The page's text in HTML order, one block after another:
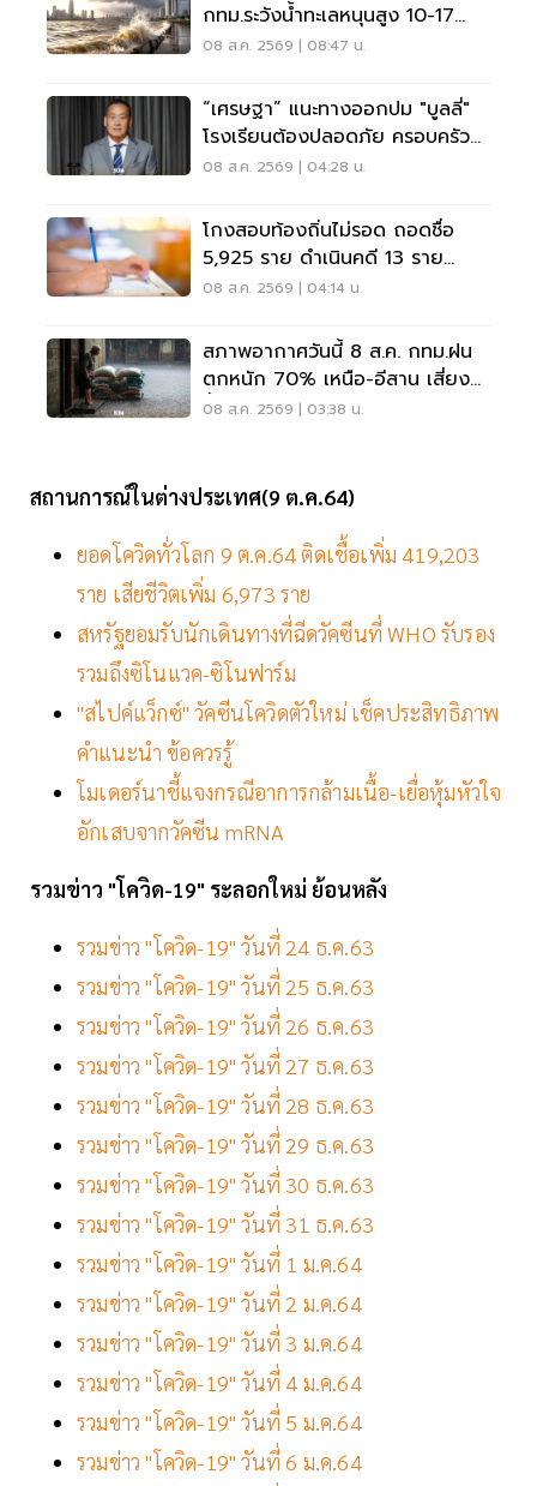
กทม.ระวังน้ำทะเลหนุนสูง 10-17
ส.ค.69
08 ส.ค. 2569 | 08:47 น.
“เศรษฐา” แนะทางออกปม "บูลลี่"
โรงเรียนต้องปลอดภัย ครอบครัว
ต้องรับฟัง
08 ส.ค. 2569 | 04:28 น.
โกงสอบท้องถิ่นไม่รอด ถอดชื่อ
5,925 ราย ดำเนินคดี 13 ราย
ปปง.ไล่เส้นการเงิน
08 ส.ค. 2569 | 04:14 น.
สภาพอากาศวันนี้ 8 ส.ค. กทม.ฝน
ตกหนัก 70% เหนือ-อีสาน เสี่ยง
น้ำท่วมฉับพลัน
08 ส.ค. 2569 | 03:38 น.
สถานการณ์ในต่างประเทศ(9 ต.ค.64)
ยอดโควิดทั่วโลก 9 ต.ค.64 ติดเชื้อเพิ่ม 419,203
ราย เสียชีวิตเพิ่ม 6,973 ราย
สหรัฐยอมรับนักเดินทางที่ฉีดวัคซีนที่ WHO รับรอง
รวมถึงซิโนแวค-ซิโนฟาร์ม
"สไปค์แว็กซ์" วัคซีนโควิดตัวใหม่ เช็คประสิทธิภาพ
คำแนะนำ ข้อควรรู้
โมเดอร์นาชี้แจงกรณีอาการกล้ามเนื้อ-เยื่อหุ้มหัวใจ
อักเสบจากวัคซีน mRNA
รวมข่าว "โควิด-19" ระลอกใหม่ ย้อนหลัง
รวมข่าว "โควิด-19" วันที่ 24 ธ.ค.63
รวมข่าว "โควิด-19" วันที่ 25 ธ.ค.63
รวมข่าว "โควิด-19" วันที่ 26 ธ.ค.63
รวมข่าว "โควิด-19" วันที่ 27 ธ.ค.63
รวมข่าว "โควิด-19" วันที่ 28 ธ.ค.63
รวมข่าว "โควิด-19" วันที่ 29 ธ.ค.63
รวมข่าว "โควิด-19" วันที่ 30 ธ.ค.63
รวมข่าว "โควิด-19" วันที่ 31 ธ.ค.63
รวมข่าว "โควิด-19" วันที่ 1 ม.ค.64
รวมข่าว "โควิด-19" วันที่ 2 ม.ค.64
รวมข่าว "โควิด-19" วันที่ 3 ม.ค.64
รวมข่าว "โควิด-19" วันที่ 4 ม.ค.64
รวมข่าว "โควิด-19" วันที่ 5 ม.ค.64
รวมข่าว "โควิด-19" วันที่ 6 ม.ค.64